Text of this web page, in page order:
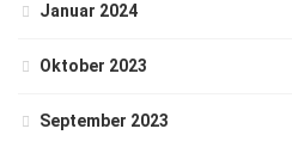
Januar 2024
Oktober 2023
September 2023